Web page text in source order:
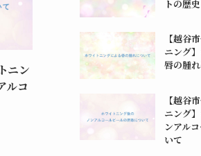
ニン
ルコ
トの歴史
【越谷
ニング
唇の腫
【越谷
ニング
ンアル
いて